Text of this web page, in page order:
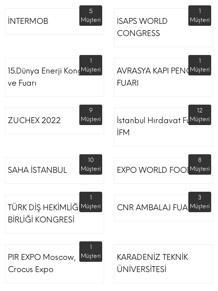
İNTERMOB
5
Müşteri
ISAPS WORLD
CONGRESS
1
Müşteri
15.Dünya Enerji Kongresi
ve Fuarı
1
Müşteri
AVRASYA KAPI PENCERE
FUARI
1
Müşteri
ZUCHEX 2022
9
Müşteri
İstanbul Hırdavat Fuarı
İFM
12
Müşteri
SAHA İSTANBUL
10
Müşteri
EXPO WORLD FOOD
8
Müşteri
TÜRK DİŞ HEKİMLİĞİ
BİRLİĞİ KONGRESİ
1
Müşteri
CNR AMBALAJ FUARI
3
Müşteri
PIR EXPO Moscow,
Crocus Expo
1
Müşteri
KARADENİZ TEKNİK
ÜNİVERSİTESİ